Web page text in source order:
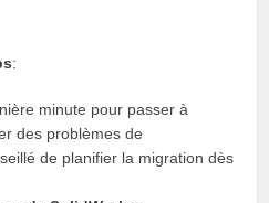
:
minute pour passer à
des problèmes de
de planifier la migration dès